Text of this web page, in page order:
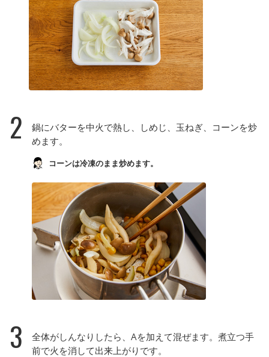
2
鍋にバターを中火で熱し、しめじ、玉ねぎ、コーンを炒
めます。
コーンは冷凍のまま炒めます。
3
全体がしんなりしたら、Aを加えて混ぜます。煮立つ手
前で火を消して出来上がりです。